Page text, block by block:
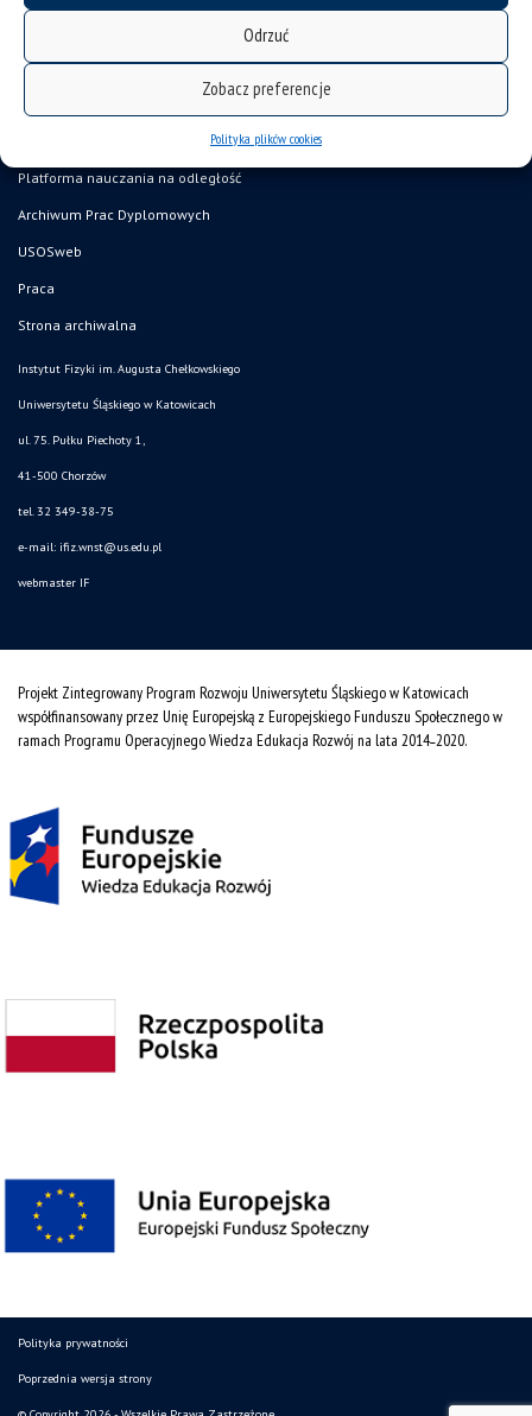
Odrzuć
Zobacz preferencje
Polityka plików cookies
deklaracja dostępności
Organizacja roku akademickiego
Platforma nauczania na odległość
Archiwum Prac Dyplomowych
USOSweb
Praca
Strona archiwalna
Instytut Fizyki im. Augusta Chełkowskiego
Uniwersytetu Śląskiego w Katowicach
ul. 75. Pułku Piechoty 1,
41-500 Chorzów
tel. 32 349-38-75
e-mail: ifiz.wnst@us.edu.pl
webmaster IF
Projekt Zintegrowany Program Rozwoju Uniwersytetu Śląskiego w Katowicach
współfinansowany przez Unię Europejską z Europejskiego Funduszu Społecznego w
ramach Programu Operacyjnego Wiedza Edukacja Rozwój na lata 2014˗2020.
Polityka prywatności
Poprzednia wersja strony